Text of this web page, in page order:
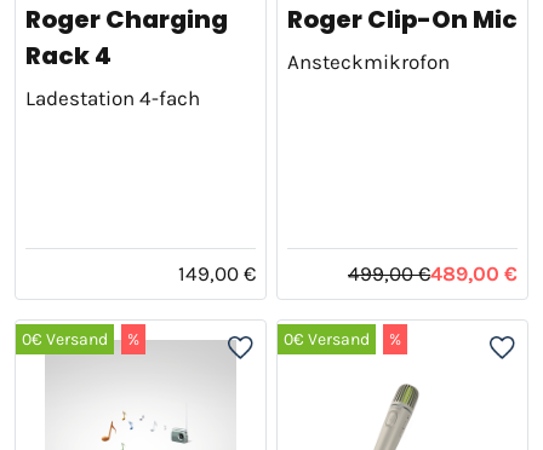
Roger Charging
Rack 4
Ladestation 4-fach
149,00 €
Roger Clip-On Mic
Ansteckmikrofon
499,00 €489,00 €
0€ Versand % 0€ Versand %